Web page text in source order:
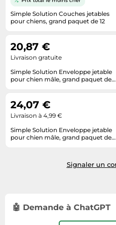
Taille-haies
Textiles de maison
Tondeuses
Tronçonneuses
Éclairage
Informatique
Jeux électroniques
Machines à coudre
Montres connectées
Médias
Ordinateurs portables
Photo
Plaques de cuisson
Smartphones
Vélos biking
Équipement outdoor
Simple Solution Couches jetables
pour chiens, grand paquet de 12
Simple Solution Enveloppe jetable
pour chien mâle, grand paquet de
20,87 €
Livraison gratuite
Simple Solution Enveloppe jetable
pour chien mâle, grand paquet de
24,07 €
Livraison à 4,99 €
Signaler un
🤖 Demande à ChatGPT